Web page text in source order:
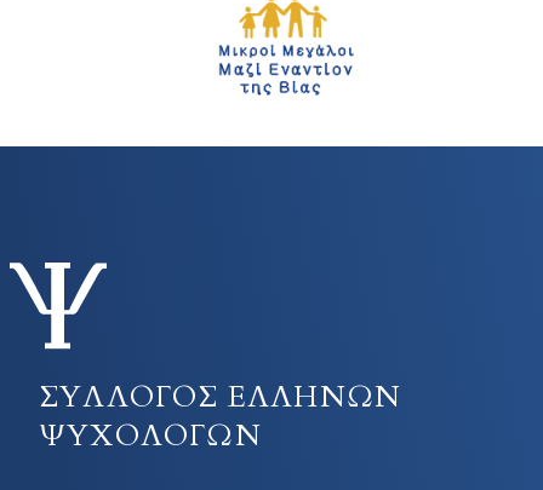
ΣΥΛΛΟΓΟΣ ΕΛΛΗΝΩΝ
ΨΥΧΟΛΟΓΩΝ